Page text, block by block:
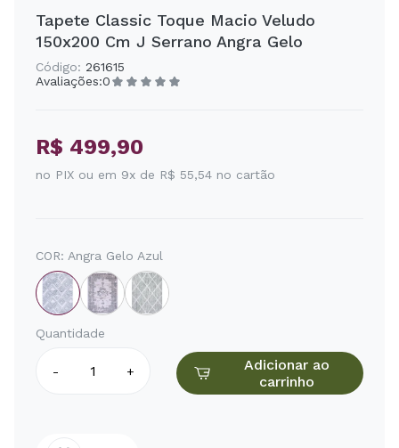
Tapete Classic Toque Macio Veludo
150x200 Cm J Serrano Angra Gelo
Código: 261615
Avaliações:0
R$ 499,90
no PIX ou em 9x de R$ 55,54 no cartão
COR: Angra Gelo Azul
Quantidade
- +
Adicionar ao
carrinho